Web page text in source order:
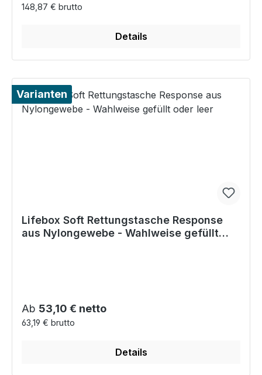
148,87 € brutto
Details
Varianten
Lifebox Soft Rettungstasche Response
aus Nylongewebe - Wahlweise gefüllt
Regulärer Preis:
Ab 53,10 € netto
63,19 € brutto
Details